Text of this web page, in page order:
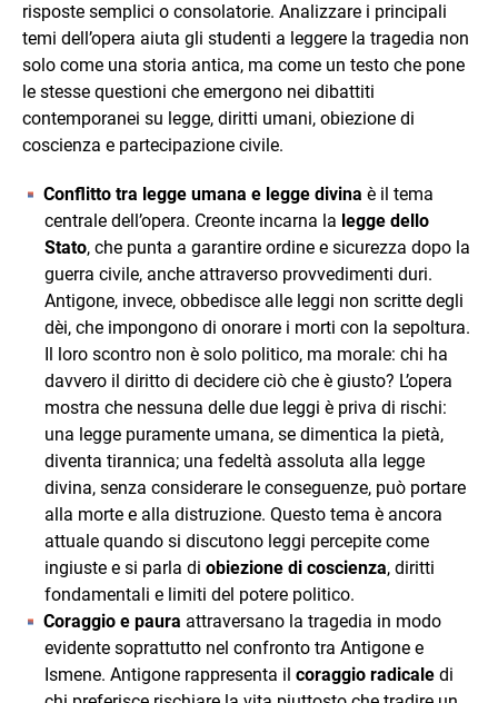
risposte semplici o consolatorie. Analizzare i principali
temi dell’opera aiuta gli studenti a leggere la tragedia non
solo come una storia antica, ma come un testo che pone
le stesse questioni che emergono nei dibattiti
contemporanei su legge, diritti umani, obiezione di
coscienza e partecipazione civile.
Conflitto tra legge umana e legge divina è il tema
centrale dell’opera. Creonte incarna la legge dello
Stato, che punta a garantire ordine e sicurezza dopo la
guerra civile, anche attraverso provvedimenti duri.
Antigone, invece, obbedisce alle leggi non scritte degli
dèi, che impongono di onorare i morti con la sepoltura.
Il loro scontro non è solo politico, ma morale: chi ha
davvero il diritto di decidere ciò che è giusto? L’opera
mostra che nessuna delle due leggi è priva di rischi:
una legge puramente umana, se dimentica la pietà,
diventa tirannica; una fedeltà assoluta alla legge
divina, senza considerare le conseguenze, può portare
alla morte e alla distruzione. Questo tema è ancora
attuale quando si discutono leggi percepite come
ingiuste e si parla di obiezione di coscienza, diritti
fondamentali e limiti del potere politico.
Coraggio e paura attraversano la tragedia in modo
evidente soprattutto nel confronto tra Antigone e
Ismene. Antigone rappresenta il coraggio radicale di